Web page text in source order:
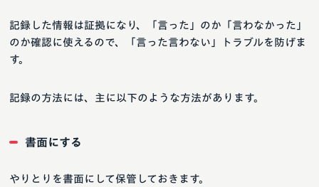
記録した情報は証拠になり、「言った」のか「言わなかった」
のか確認に使えるので、「言った言わない」トラブルを防げま
す。
記録の方法には、主に以下のような方法があります。
書面にする
やりとりを書面にして保管しておきます。